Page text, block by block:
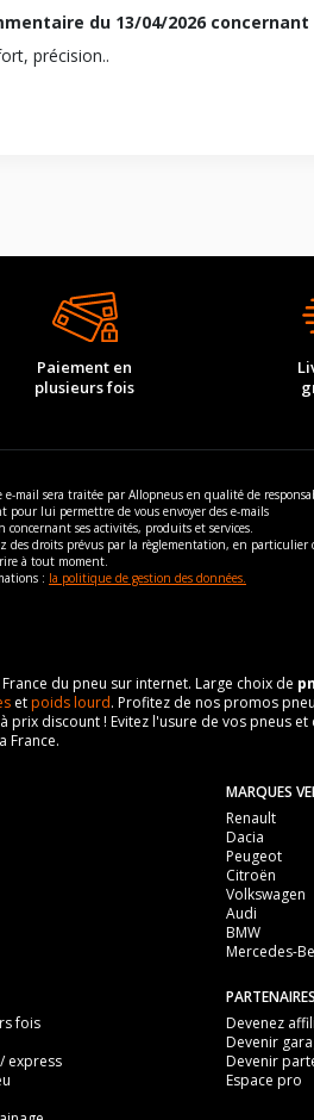
du 13/04/2026concernant
précision..
Paiement en
plusieurs fois
e-mail sera traitée par Allopneus en qualité de
pour lui permettre de vous envoyer des e-mails
concernant ses activités, produits et services.
des droits prévus par la règlementation, en particulier
à tout moment.
: la politique de gestion des données.
du pneu sur internet. Large choix de
etpoids lourd. Profitez de nos promos
discount ! Evitez l'usure de vos pneus
France.
MARQUES
Renault
Dacia
Peugeot
Citroën
Volkswagen
Audi
BMW
Mercedes-
fois
express
PARTENAIRES
Devenez
Devenir
Devenir
Espace pro